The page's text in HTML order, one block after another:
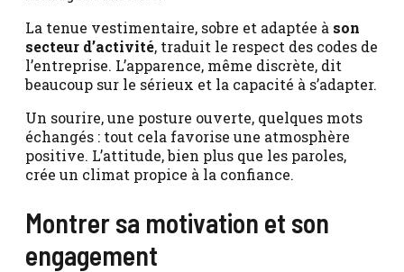
La tenue vestimentaire, sobre et adaptée à son
secteur d’activité, traduit le respect des codes de
l’entreprise. L’apparence, même discrète, dit
beaucoup sur le sérieux et la capacité à s’adapter.
Un sourire, une posture ouverte, quelques mots
échangés : tout cela favorise une atmosphère
positive. L’attitude, bien plus que les paroles,
crée un climat propice à la confiance.
Montrer sa motivation et son
engagement